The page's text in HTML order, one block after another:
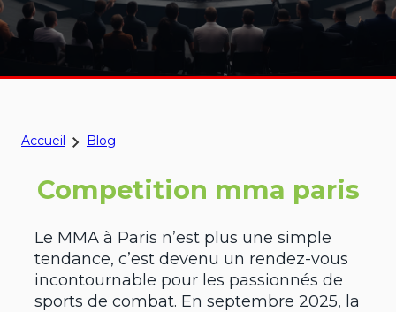
Accueil Blog
Competition mma paris
Le MMA à Paris n’est plus une simple
tendance, c’est devenu un rendez-vous
incontournable pour les passionnés de
sports de combat. En septembre 2025, la